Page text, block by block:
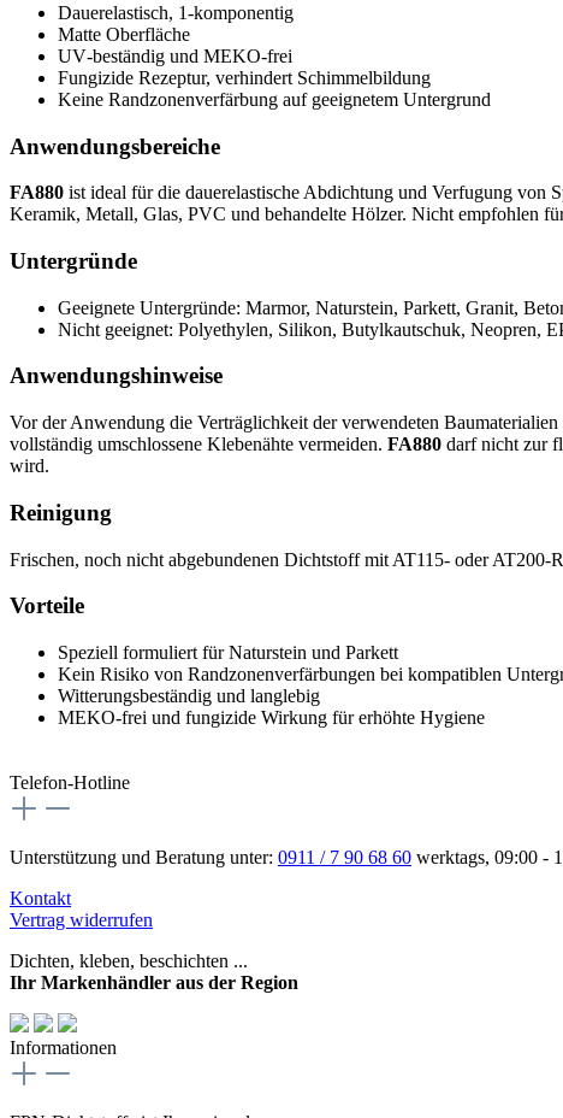
Dauerelastisch, 1‑komponentig
Matte Oberfläche
UV‑beständig und MEKO‑frei
Fungizide Rezeptur, verhindert Schimmelbildung
Keine Randzonenverfärbung auf geeignetem Untergrund
Anwendungsbereiche
FA880 ist ideal für die dauerelastische Abdichtung und Verfugung von
Keramik, Metall, Glas, PVC und behandelte Hölzer. Nicht empfohlen
Untergründe
Geeignete Untergründe: Marmor, Naturstein, Parkett, Granit,
Nicht geeignet: Polyethylen, Silikon, Butylkautschuk, Neopren,
Anwendungshinweise
Vor der Anwendung die Verträglichkeit der verwendeten
vollständig umschlossene Klebenähte vermeiden. FA880 darf nicht zur
wird.
Reinigung
Frischen, noch nicht abgebundenen Dichtstoff mit AT115‑ oder
Vorteile
Speziell formuliert für Naturstein und Parkett
Kein Risiko von Randzonenverfärbungen bei kompatiblen
Witterungsbeständig und langlebig
MEKO‑frei und fungizide Wirkung für erhöhte Hygiene
Telefon-Hotline
Unterstützung und Beratung unter: 0911 / 7 90 68 60 werktags, 09:00 -
Kontakt
Vertrag widerrufen
Dichten, kleben, beschichten ...
Ihr Markenhändler aus der Region
Informationen